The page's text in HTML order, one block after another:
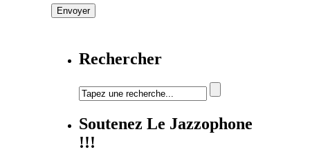
Rechercher
Soutenez Le Jazzophone
!!!